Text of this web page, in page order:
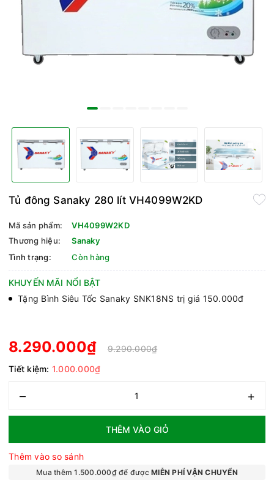
Tủ đông Sanaky 280 lít VH4099W2KD
Mã sản phẩm:
VH4099W2KD
Thương hiệu:
Sanaky
Tình trạng:
Còn hàng
KHUYẾN MÃI NỔI BẬT
Tặng Bình Siêu Tốc Sanaky SNK18NS trị giá 150.000đ
8.290.000₫
9.290.000₫
Tiết kiệm: 1.000.000₫
– +
THÊM VÀO GIỎ
Thêm vào so sánh
Mua thêm 1.500.000₫ để đượcMIỄN PHÍ VẬN CHUYỂN